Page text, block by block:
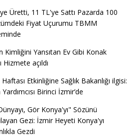
Üretti, 11 TL'ye Sattı Pazarda 100
Fiyat Uçurumu TBMM
Kimliğini Yansıtan Ev Gibi Konak
Hizmete açıldı
Etkinliğine Sağlık Bakanlığı ilgisi:
Birinci İzmir’de
Gör Konya'yı" Sözünü
Gezi: İzmir Heyeti Konya'yı
Gezdi